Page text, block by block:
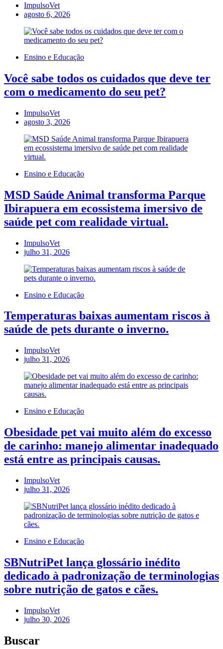
ImpulsoVet
agosto 6, 2026
Ensino e Educação
Você sabe todos os cuidados que deve ter
com o medicamento do seu pet?
ImpulsoVet
agosto 3, 2026
Ensino e Educação
MSD Saúde Animal transforma Parque
Ibirapuera em ecossistema imersivo de
saúde pet com realidade virtual.
ImpulsoVet
julho 31, 2026
Ensino e Educação
Temperaturas baixas aumentam riscos à
saúde de pets durante o inverno.
ImpulsoVet
julho 31, 2026
Ensino e Educação
Obesidade pet vai muito além do excesso
de carinho: manejo alimentar inadequado
está entre as principais causas.
ImpulsoVet
julho 31, 2026
Ensino e Educação
SBNutriPet lança glossário inédito
dedicado à padronização de terminologias
sobre nutrição de gatos e cães.
ImpulsoVet
julho 30, 2026
Buscar